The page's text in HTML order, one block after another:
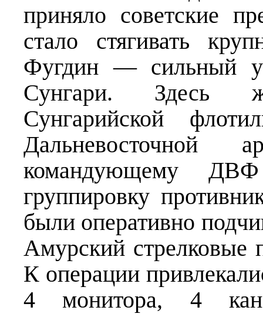
приняло советские
стало стягивать
Фугдин — сильный
Сунгари. Здесь
Сунгарийской
командующему ДВФ
группировку
были оперативно
Амурский стрелковые
К операции
4 монитора, 4